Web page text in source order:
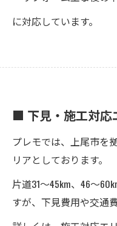
に対応しています。
■ 下見・施工対応
プレモでは、上尾市を
リアとしております。
片道31～45km、46～
すが、下見費用や交通